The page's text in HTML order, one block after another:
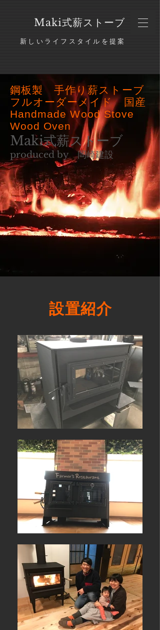
​Maki式薪ストーブ
新しいライフスタイルを提案
鋼板製 手作り薪ストーブ
フルオーダーメイド 国産
Handmade Wood Stove
Wood Oven
Maki式薪ストーブ
produced by 岡崎建設
​設置紹介